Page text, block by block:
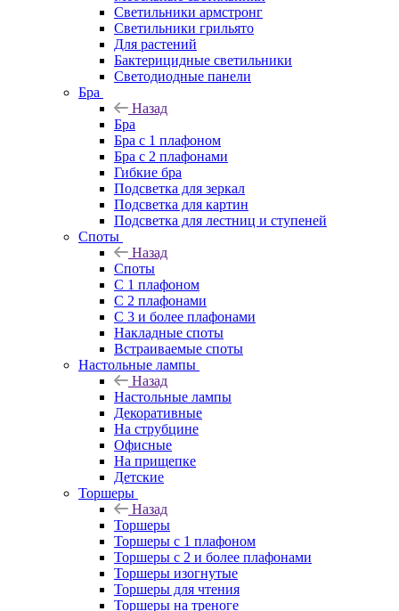
Светильники армстронг
Светильники грильято
Для растений
Бактерицидные светильники
Светодиодные панели
Бра
Назад
Бра
Бра с 1 плафоном
Бра с 2 плафонами
Гибкие бра
Подсветка для зеркал
Подсветка для картин
Подсветка для лестниц и ступеней
Споты
Назад
Споты
С 1 плафоном
С 2 плафонами
С 3 и более плафонами
Накладные споты
Встраиваемые споты
Настольные лампы
Назад
Настольные лампы
Декоративные
На струбцине
Офисные
На прищепке
Детские
Торшеры
Назад
Торшеры
Торшеры с 1 плафоном
Торшеры с 2 и более плафонами
Торшеры изогнутые
Торшеры для чтения
Торшеры на треноге